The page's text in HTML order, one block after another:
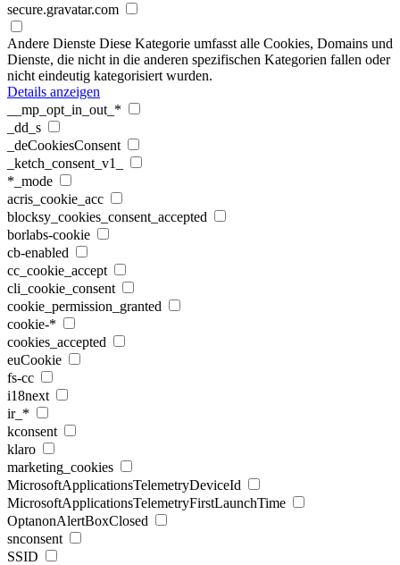
secure.gravatar.com
Andere Dienste Diese Kategorie umfasst alle Cookies, Domains und
Dienste, die nicht in die anderen spezifischen Kategorien fallen oder
nicht eindeutig kategorisiert wurden.
Details anzeigen
__mp_opt_in_out_*
_dd_s
_deCookiesConsent
_ketch_consent_v1_
*_mode
acris_cookie_acc
blocksy_cookies_consent_accepted
borlabs-cookie
cb-enabled
cc_cookie_accept
cli_cookie_consent
cookie_permission_granted
cookie-*
cookies_accepted
euCookie
fs-cc
i18next
ir_*
kconsent
klaro
marketing_cookies
MicrosoftApplicationsTelemetryDeviceId
MicrosoftApplicationsTelemetryFirstLaunchTime
OptanonAlertBoxClosed
snconsent
SSID